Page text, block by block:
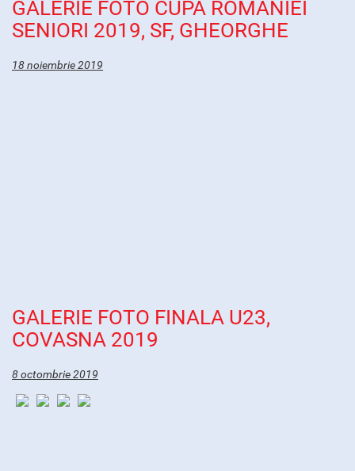
GALERIE FOTO CUPA ROMANIEI
SENIORI 2019, SF, GHEORGHE
18 noiembrie 2019
GALERIE FOTO FINALA U23,
COVASNA 2019
8 octombrie 2019